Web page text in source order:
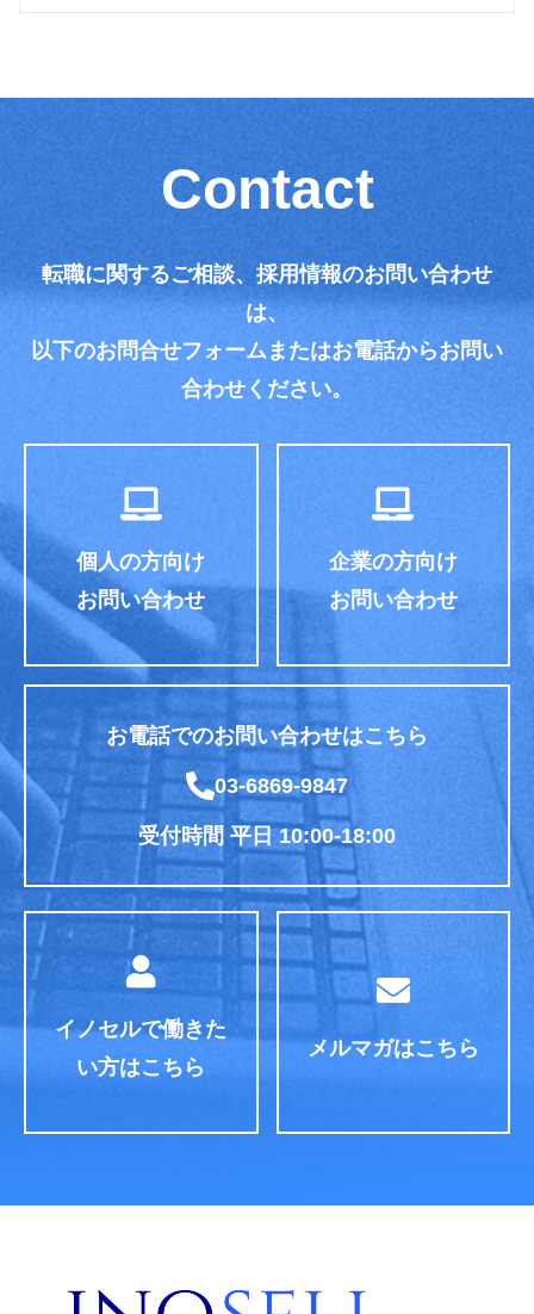
Contact
転職に関するご相談、採用情報のお問い合わせ
は、
以下のお問合せフォームまたはお電話からお問い
合わせください。
個人の方向け
お問い合わせ
企業の方向け
お問い合わせ
お電話でのお問い合わせはこちら
03-6869-9847
受付時間 平日 10:00-18:00
イノセルで働きた
い方はこちら
メルマガはこちら